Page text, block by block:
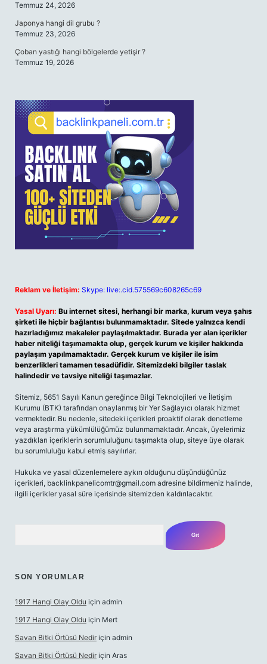
Temmuz 24, 2026
Japonya hangi dil grubu ?
Temmuz 23, 2026
Çoban yastığı hangi bölgelerde yetişir ?
Temmuz 19, 2026
Reklam ve İletişim: Skype: live:.cid.575569c608265c69
Yasal Uyarı: Bu internet sitesi, herhangi bir marka, kurum veya şahıs
şirketi ile hiçbir bağlantısı bulunmamaktadır. Sitede yalnızca kendi
hazırladığımız makaleler paylaşılmaktadır. Burada yer alan içerikler
haber niteliği taşımamakta olup, gerçek kurum ve kişiler hakkında
paylaşım yapılmamaktadır. Gerçek kurum ve kişiler ile isim
benzerlikleri tamamen tesadüfidir. Sitemizdeki bilgiler taslak
halindedir ve tavsiye niteliği taşımazlar.
Sitemiz, 5651 Sayılı Kanun gereğince Bilgi Teknolojileri ve İletişim
Kurumu (BTK) tarafından onaylanmış bir Yer Sağlayıcı olarak hizmet
vermektedir. Bu nedenle, sitedeki içerikleri proaktif olarak denetleme
veya araştırma yükümlülüğümüz bulunmamaktadır. Ancak, üyelerimiz
yazdıkları içeriklerin sorumluluğunu taşımakta olup, siteye üye olarak
bu sorumluluğu kabul etmiş sayılırlar.
Hukuka ve yasal düzenlemelere aykırı olduğunu düşündüğünüz
içerikleri, backlinkpanelicomtr@gmail.com adresine bildirmeniz halinde,
ilgili içerikler yasal süre içerisinde sitemizden kaldırılacaktır.
SON YORUMLAR
1917 Hangi Olay Oldu için admin
1917 Hangi Olay Oldu için Mert
Savan Bitki Örtüsü Nedir için admin
Savan Bitki Örtüsü Nedir için Aras